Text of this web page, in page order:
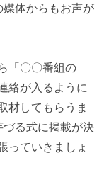
体からもお声が
「〇〇番組の
絡が入るように
材してもらうま
る式に掲載が決
っていきましょ